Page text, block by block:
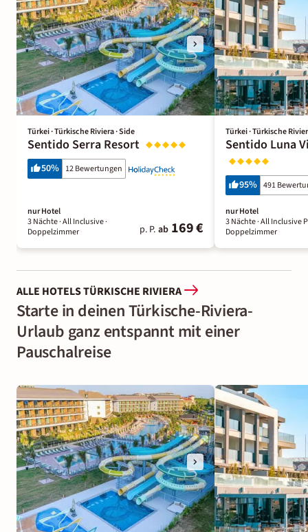
Türkei · Türkische Riviera · Side
Sentido Serra Resort
50% 12 Bewertungen
nur Hotel
3 Nächte· All Inclusive·
Doppelzimmer
p. P. ab 169 €
Türkei · Türkische
Sentido Luna
95% 491
nur Hotel
3 Nächte· All Inclusive
Doppelzimmer
ALLE HOTELS TÜRKISCHE RIVIERA
Starte in deinen Türkische-Riviera-
Urlaub ganz entspannt mit einer
Pauschalreise